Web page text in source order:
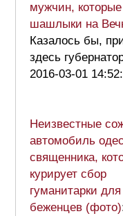
мужчин,
шашлыки на
Казалось бы,
здесь
2016-03-01
Неизвестные
автомобиль
священника,
курирует сбор
гуманитарки для
беженцев (фото)